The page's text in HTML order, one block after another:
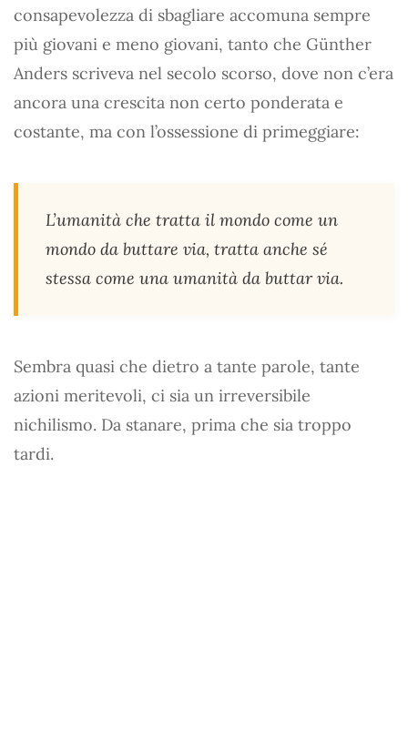
consapevolezza di sbagliare accomuna sempre
più giovani e meno giovani, tanto che Günther
Anders scriveva nel secolo scorso, dove non c’era
ancora una crescita non certo ponderata e
costante, ma con l’ossessione di primeggiare:
L’umanità che tratta il mondo come un
mondo da buttare via, tratta anche sé
stessa come una umanità da buttar via.
Sembra quasi che dietro a tante parole, tante
azioni meritevoli, ci sia un irreversibile
nichilismo. Da stanare, prima che sia troppo
tardi.